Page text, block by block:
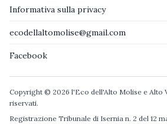
Informativa sulla privacy
ecodellaltomolise@gmail.com
Facebook
Copyright © 2026 l'Eco dell'Alto Molise e Alto
riservati.
Registrazione Tribunale di Isernia n. 2 del 12